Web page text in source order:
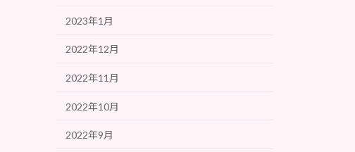
2023年1月
2022年12月
2022年11月
2022年10月
2022年9月